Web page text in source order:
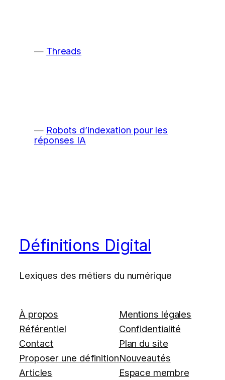
Threads
Robots d’indexation pour les
réponses IA
Définitions Digital
Lexiques des métiers du numérique
À propos
Référentiel
Contact
Proposer une définition
Articles
Mentions légales
Confidentialité
Plan du site
Nouveautés
Espace membre